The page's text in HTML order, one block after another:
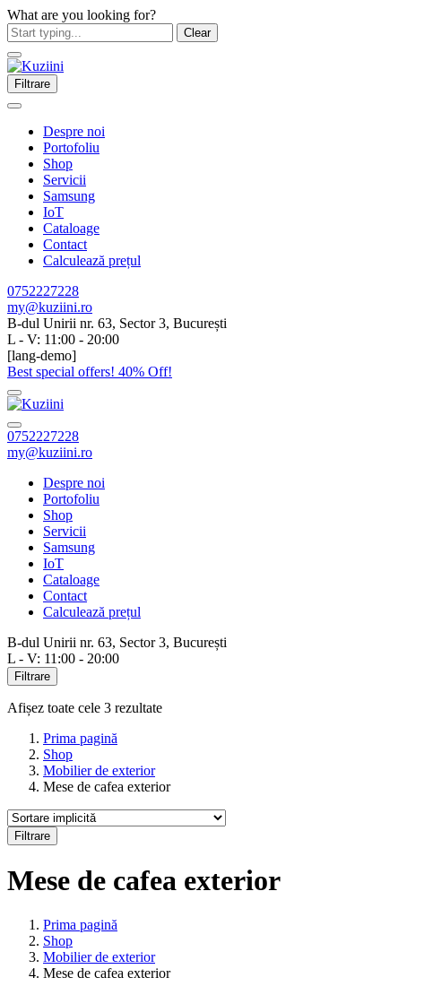
What are you looking for?
Clear
Filtrare
Despre noi
Portofoliu
Shop
Servicii
Samsung
IoT
Cataloage
Contact
Calculează prețul
0752227228
my@kuziini.ro
B-dul Unirii nr. 63, Sector 3, București
L - V: 11:00 - 20:00
[lang-demo]
Best special offers! 40% Off!
0752227228
my@kuziini.ro
Despre noi
Portofoliu
Shop
Servicii
Samsung
IoT
Cataloage
Contact
Calculează prețul
B-dul Unirii nr. 63, Sector 3, București
L - V: 11:00 - 20:00
Filtrare
Afișez toate cele 3 rezultate
Prima pagină
Shop
Mobilier de exterior
Mese de cafea exterior
Filtrare
Mese de cafea exterior
Prima pagină
Shop
Mobilier de exterior
Mese de cafea exterior